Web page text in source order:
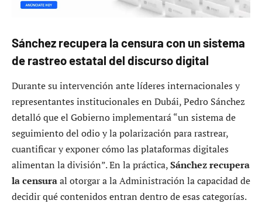
Sánchez recupera la censura con un sistema
de rastreo estatal del discurso digital
Durante su intervención ante líderes internacionales y
representantes institucionales en Dubái, Pedro Sánchez
detalló que el Gobierno implementará “un sistema de
seguimiento del odio y la polarización para rastrear,
cuantificar y exponer cómo las plataformas digitales
alimentan la división”. En la práctica,Sánchez recupera
la censuraal otorgar a la Administración la capacidad de
decidir qué contenidos entran dentro de esas categorías.